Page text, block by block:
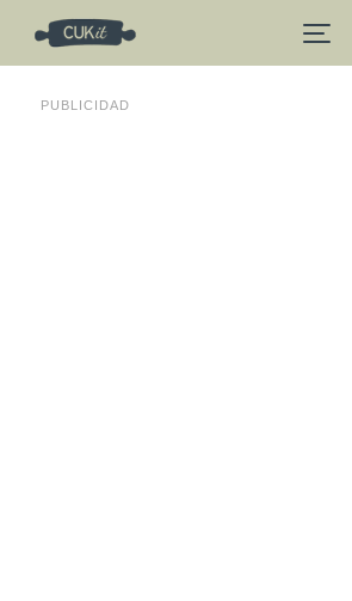
PUBLICIDAD